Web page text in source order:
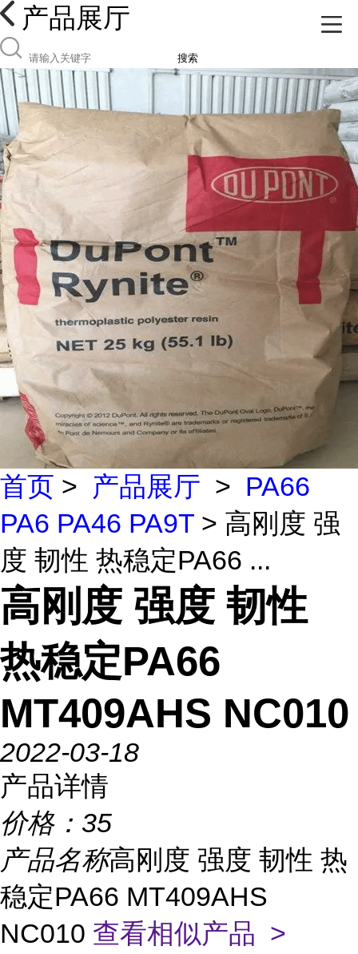
产品展厅
搜索
首页 > 产品展厅 > PA66
PA6 PA46 PA9T > 高刚度 强
度 韧性 热稳定PA66 ...
高刚度 强度 韧性
热稳定PA66
MT409AHS NC010
2022-03-18
产品详情
价格： 35
产品名称高刚度 强度 韧性 热
稳定PA66 MT409AHS
NC010 查看相似产品 >